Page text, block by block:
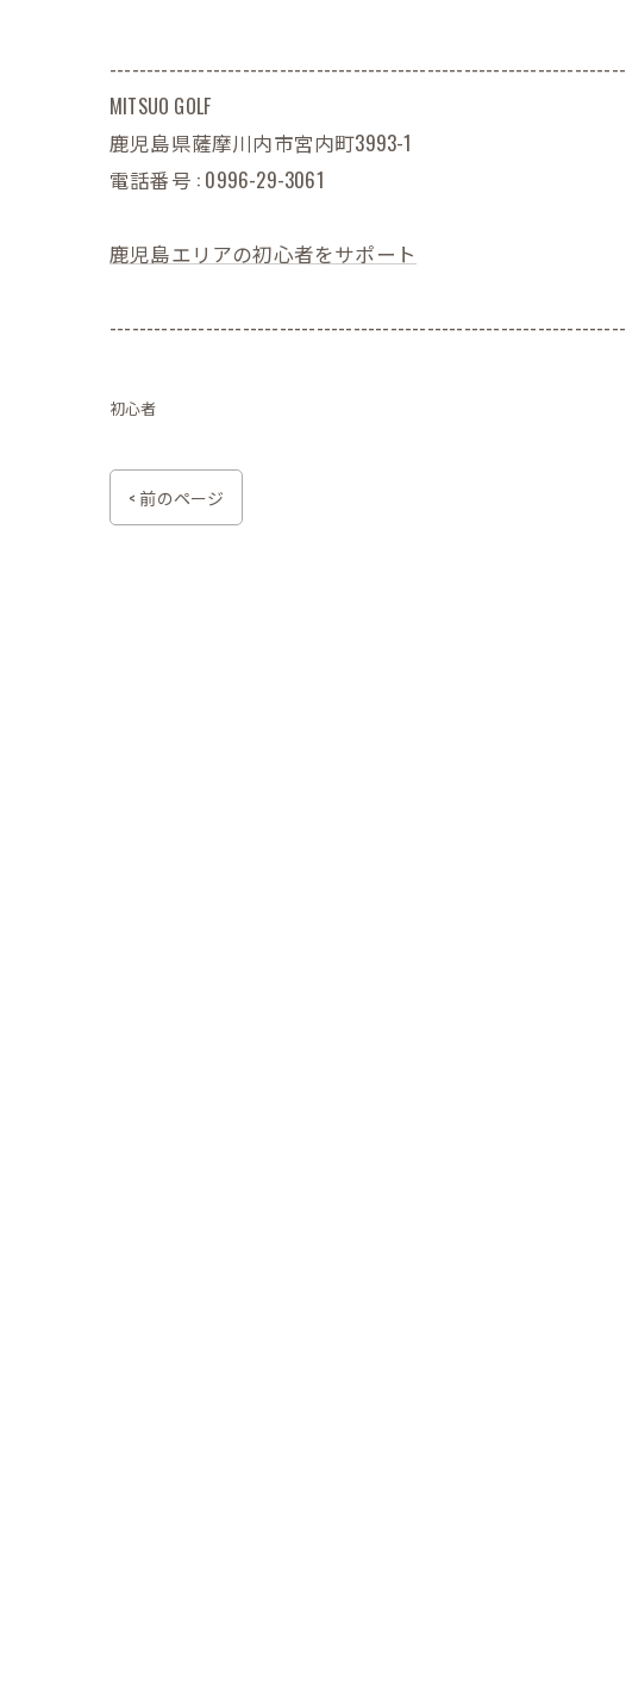
----------------------------------------------------------------------
MITSUO GOLF
鹿児島県薩摩川内市宮内町3993-1
電話番号 : 0996-29-3061
鹿児島エリアの初心者をサポート
----------------------------------------------------------------------
初心者
< 前のページ